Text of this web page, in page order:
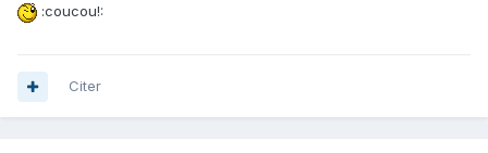
:coucou!:
Citer